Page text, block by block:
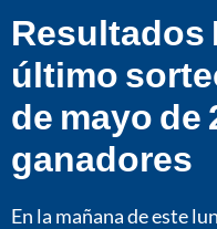
Resultados
último
de mayo de
ganadores
En la mañana de este